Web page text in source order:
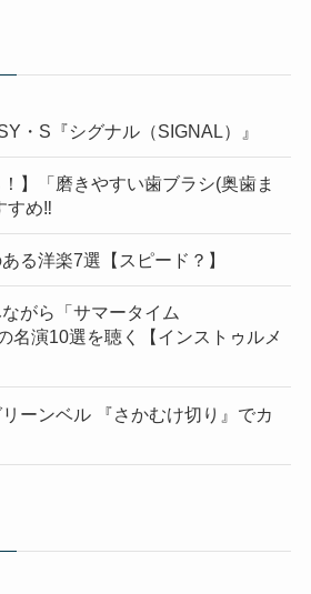
・S『シグナル（SIGNAL）』
】「磨きやすい歯ブラシ(奥歯ま
すめ‼
る洋楽7選【スピード？】
がら「サマータイム
名演10選を聴く【インストゥルメ
ーンベル 『さかむけ切り』でカ